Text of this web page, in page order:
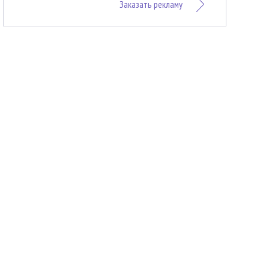
Заказать рекламу